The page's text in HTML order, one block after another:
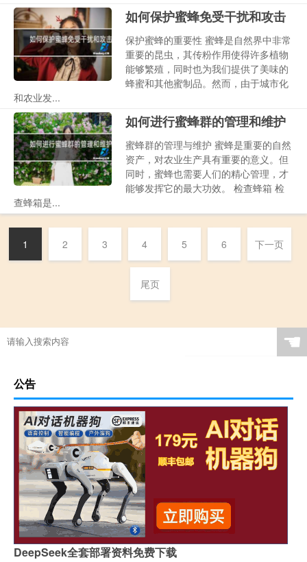
如何保护蜜蜂免受干扰和攻击
保护蜜蜂的重要性 蜜蜂是自然界中非常
重要的昆虫，其传粉作用使得许多植物
能够繁殖，同时也为我们提供了美味的
蜂蜜和其他蜜制品。然而，由于城市化
和农业发...
如何进行蜜蜂群的管理和维护
蜜蜂群的管理与维护 蜜蜂是重要的自然
资产，对农业生产具有重要的意义。但
同时，蜜蜂也需要人们的精心管理，才
能够发挥它的最大功效。 检查蜂箱 检
查蜂箱是...
1 2 3 4 5 6 下一页
尾页
☚
公告
DeepSeek全套部署资料免费下载